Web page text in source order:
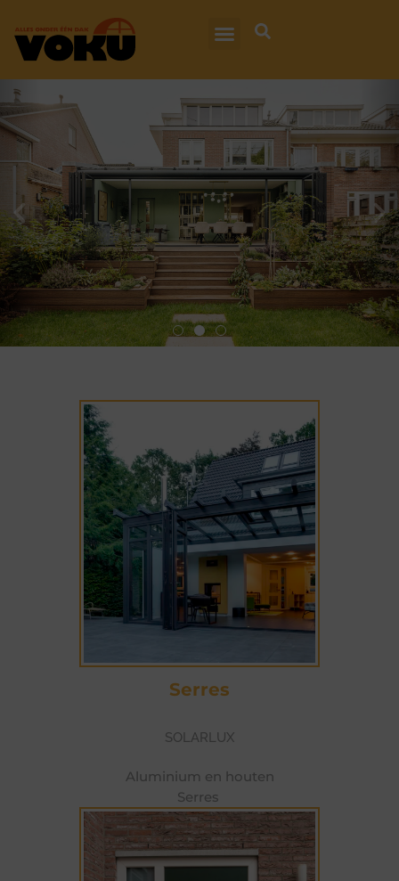
SERRES TUINKAMERS
TERRASOVERKAPPINGEN
Serres
SOLARLUX
Aluminium en houten
Serres